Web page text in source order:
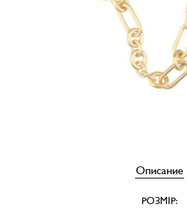
Описание
РОЗМІР: